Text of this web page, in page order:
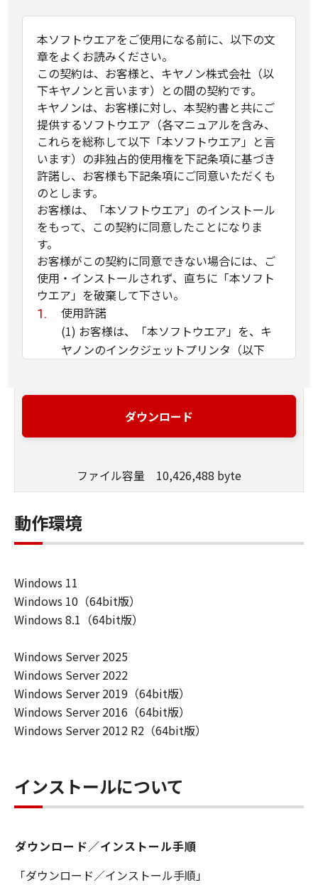
本ソフトウエアをご使用になる前に、以下の文
章をよくお読みください。
この契約は、お客様と、キヤノン株式会社（以
下キヤノンと言います）との間の契約です。
キヤノンは、お客様に対し、本契約書と共にご
提供するソフトウエア（各マニュアルを含み、
これらを総称して以下「本ソフトウエア」と言
います）の非独占的使用権を下記条項に基づき
許諾し、お客様も下記条項にご同意いただくも
のとします。
お客様は、「本ソフトウエア」のインストール
をもって、この契約に同意したことになりま
す。
お客様がこの契約に同意できない場合には、ご
使用・インストールされず、直ちに「本ソフト
ウエア」を破棄して下さい。
使用許諾
(1) お客様は、「本ソフトウエア」を、キ
ヤノンのインクジェットプリンタ（以下
とは、「許諾ソフトウエア」をコンピュー
タの記憶媒体上にインストールすること、
と、アクセスすること、読み出すこと、も
しくは実行することのいずれも含むものと
します）することができます。お客様はま
た、お客様が「プリンタ」を使用すること
に、本契約の条件の下で、「許諾ソフトウ
エア」を使用させることができます。その
場合、お客様には、かかる「指定ユーザ」
べての責任を負っていただくものとしま
す。 (2) お客様は、再使用許諾、譲渡、頒
布、貸与その他の方法により、第三者に
「本ソフトウエア」を使用もしくは利用さ
せることはできません。
ジニアリング、逆コンパイルまたは逆アセ
ンブル等することはできません。また第三
ん。
(4) 本契約に明示的に定める場合を除き、
ダウンロード
ファイル容量 10,426,488 byte
動作環境
Windows 11
Windows 10（64bit版）
Windows 8.1（64bit版）
Windows Server 2025
Windows Server 2022
Windows Server 2019（64bit版）
Windows Server 2016（64bit版）
Windows Server 2012 R2（64bit版）
インストールについて
ダウンロード／インストール手順
「ダウンロード／インストール手順」